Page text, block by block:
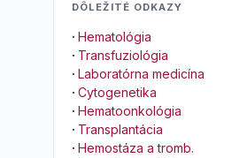
DÔLEŽITÉ ODKAZY
· Hematológia
· Transfuziológia
· Laboratórna medicína
· Cytogenetika
· Hematoonkológia
· Transplantácia
· Hemostáza a tromb.